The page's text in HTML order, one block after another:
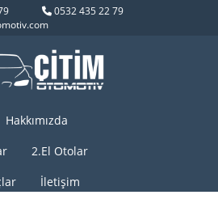
0532 435 22 79
Hakkımızda
2.El Otolar
İletişim